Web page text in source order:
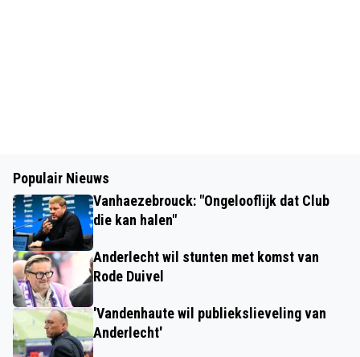
Populair Nieuws
Vanhaezebrouck: "Ongelooflijk dat Club
die kan halen"
Anderlecht wil stunten met komst van
Rode Duivel
'Vandenhaute wil publiekslieveling van
Anderlecht'